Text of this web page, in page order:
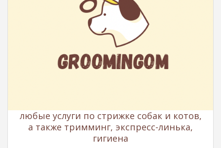
любые услуги по стрижке собак и котов,
а также тримминг, экспресс-линька,
гигиена